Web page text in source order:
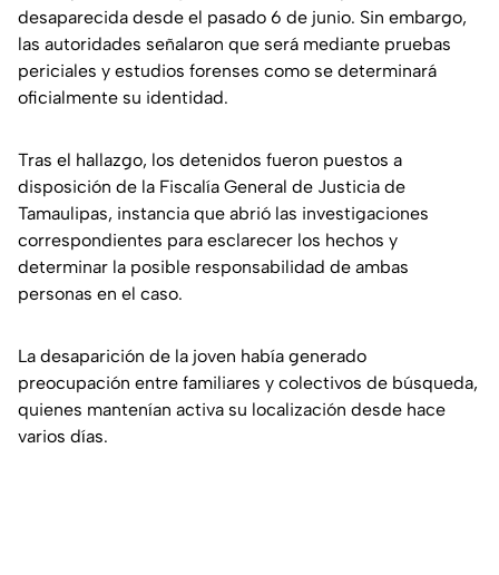
desaparecida desde el pasado 6 de junio. Sin embargo,
las autoridades señalaron que será mediante pruebas
periciales y estudios forenses como se determinará
oficialmente su identidad.
Tras el hallazgo, los detenidos fueron puestos a
disposición de la Fiscalía General de Justicia de
Tamaulipas, instancia que abrió las investigaciones
correspondientes para esclarecer los hechos y
determinar la posible responsabilidad de ambas
personas en el caso.
La desaparición de la joven había generado
preocupación entre familiares y colectivos de búsqueda,
quienes mantenían activa su localización desde hace
varios días.